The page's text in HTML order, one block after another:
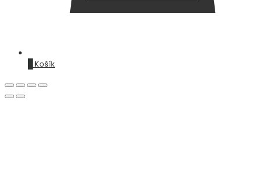
Košík